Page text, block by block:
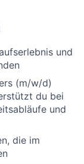
und
(m/w/d)
du bei
und
die im